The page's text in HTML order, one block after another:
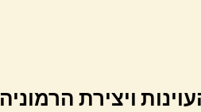
ויצירת הרמוניה